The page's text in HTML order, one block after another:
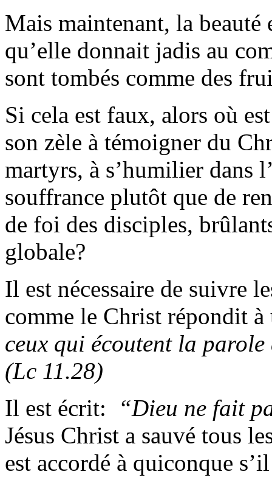
Mais maintenant, la
qu’elle donnait jadis au
sont tombés comme des
Si cela est faux, alors où
son zèle à témoigner du
martyrs, à s’humilier dans
souffrance plutôt que de
de foi des disciples,
globale?
Il est nécessaire de suivre
comme le Christ répondit
ceux qui écoutent la
(Lc 11.28)
Il est écrit:
“Dieu ne fait
Jésus Christ a sauvé tous
est accordé à quiconque